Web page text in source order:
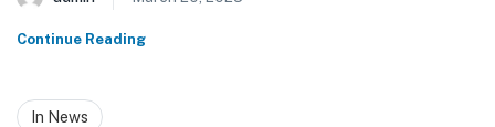
Continue Reading
In News